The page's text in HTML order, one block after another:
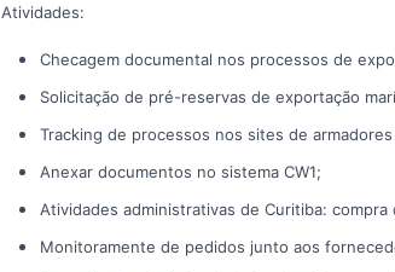
Atividades:
Checagem documental nos processos de
Solicitação de pré-reservas de exportação
Tracking de processos nos sites de
Anexar documentos no sistema CW1;
Atividades administrativas de Curitiba:
Monitoramente de pedidos junto aos